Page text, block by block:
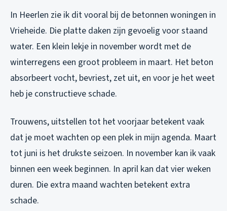
In Heerlen zie ik dit vooral bij de betonnen woningen in
Vrieheide. Die platte daken zijn gevoelig voor staand
water. Een klein lekje in november wordt met de
winterregens een groot probleem in maart. Het beton
absorbeert vocht, bevriest, zet uit, en voor je het weet
heb je constructieve schade.
Trouwens, uitstellen tot het voorjaar betekent vaak
dat je moet wachten op een plek in mijn agenda. Maart
tot juni is het drukste seizoen. In november kan ik vaak
binnen een week beginnen. In april kan dat vier weken
duren. Die extra maand wachten betekent extra
schade.